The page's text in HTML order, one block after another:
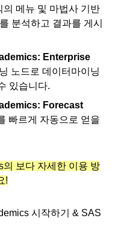
메뉴 및 마법사 기반
분석하고 결과를 게시
Enterprise
노드로 데이터마이닝
있습니다.
Forecast
빠르게 자동으로 얻을
보다 자세한 이용 방
!
시작하기 & SAS